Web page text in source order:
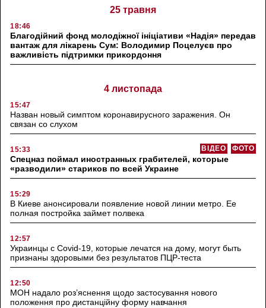
25 травня
18:46
Благодійний фонд молодіжної ініціативи «Надія» передав
вантаж для лікарень Сум: Володимир Поцелуєв про
важливість підтримки прикордоння
4 листопада
15:47
Назван новый симптом коронавирусного заражения. Он
связан со слухом
15:33 ФОТО
ВІДЕО
Спецназ поймал иностранных грабителей, которые
«разводили» стариков по всей Украине
15:29
В Киеве анонсировали появление новой линии метро. Ее
полная постройка займет полвека
12:57
Украинцы с Covid-19, которые лечатся на дому, могут быть
признаны здоровыми без результатов ПЦР-теста
12:50
МОН надало роз’яснення щодо застосування нового
положення про дистанційну форму навчання